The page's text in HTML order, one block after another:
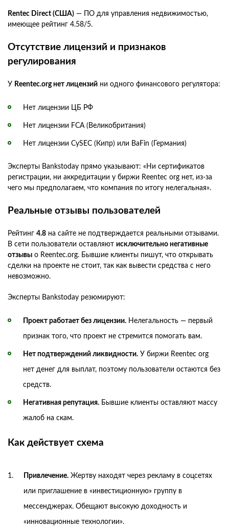
Rentec Direct (США) — ПО для управления недвижимостью,
имеющее рейтинг 4.58/5.
Отсутствие лицензий и признаков
регулирования
У Reentec.org нет лицензий ни одного финансового регулятора:
Нет лицензии ЦБ РФ
Нет лицензии FCA (Великобритания)
Нет лицензии CySEC (Кипр) или BaFin (Германия)
Эксперты Bankstoday прямо указывают: «Ни сертификатов
регистрации, ни аккредитации у биржи Reentec org нет, из-за
чего мы предполагаем, что компания по итогу нелегальная».
Реальные отзывы пользователей
Рейтинг 4.8 на сайте не подтверждается реальными отзывами.
В сети пользователи оставляют исключительно негативные
отзывы о Reentec.org. Бывшие клиенты пишут, что открывать
сделки на проекте не стоит, так как вывести средства с него
невозможно.
Эксперты Bankstoday резюмируют:
Проект работает без лицензии. Нелегальность — первый
признак того, что проект не стремится помогать вам.
Нет подтверждений ликвидности. У биржи Reentec org
нет денег для выплат, поэтому пользователи остаются без
средств.
Негативная репутация. Бывшие клиенты оставляют массу
жалоб на скам.
Как действует схема
Привлечение. Жертву находят через рекламу в соцсетях
или приглашение в «инвестиционную» группу в
мессенджерах. Обещают высокую доходность и
«инновационные технологии».